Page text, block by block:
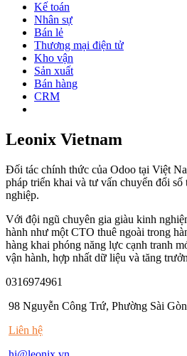
Kế toán
Nhân sự
Bán lẻ
Thương mại điện tử
Kho vận
Sản xuất
Bán hàng
CRM
Leonix Vietnam
Đối tác chính thức của Odoo tại Việt
pháp triển khai và tư vấn chuyển đổi số
nghiệp.
Với đội ngũ chuyên gia giàu kinh
hành như một CTO thuê ngoài trong
hàng khai phóng năng lực cạnh tranh
vận hành, hợp nhất dữ liệu và tăng
0316974961
98 Nguyễn Công Trứ, Phường Sài
Liên hệ